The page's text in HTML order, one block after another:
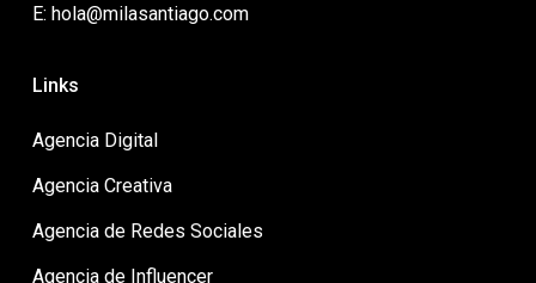
E: hola@milasantiago.com
Links
Agencia Digital
Agencia Creativa
Agencia de Redes Sociales
Agencia de Influencer